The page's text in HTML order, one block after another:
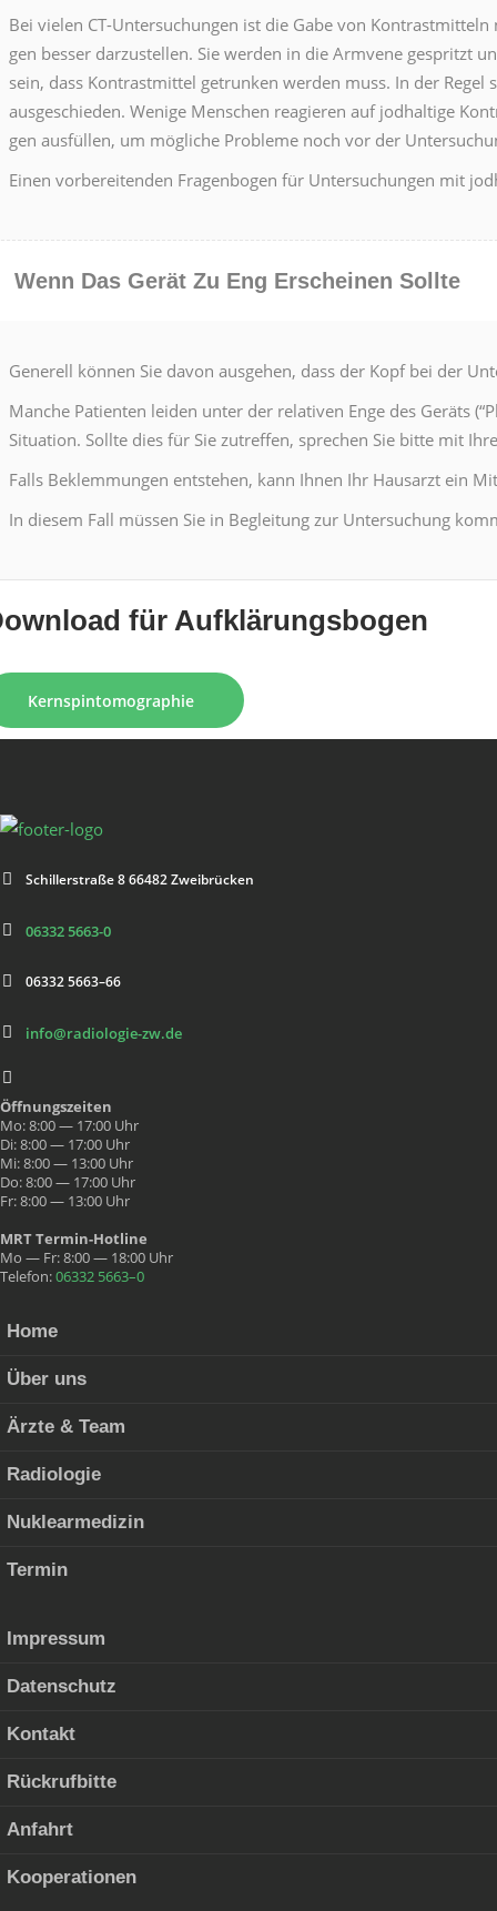
Bei vie­len CT-Unter­suchun­gen ist die Gabe von
gen bess­er darzustellen. Sie wer­den in die Armvene gespritzt
sein, dass Kon­trast­mit­tel getrunk­en wer­den muss. In der
aus­geschieden. Wenige Men­schen reagieren auf jod­haltige
gen aus­füllen, um mögliche Prob­leme noch vor der
Einen vor­bere­i­t­en­den Fra­gen­bo­gen für Unter­suchun­gen mit
Wenn Das Gerät Zu Eng Erscheinen Sollte
Generell kön­nen Sie davon aus­ge­hen, dass der Kopf bei der
Manche Patien­ten lei­den unter der rel­a­tiv­en Enge des Geräts
Sit­u­a­tion. Sollte dies für Sie zutr­e­f­fen, sprechen Sie bitte mit
Falls Bek­lem­mungen entste­hen, kann Ihnen Ihr Hausarzt ein
In diesem Fall müssen Sie in Begleitung zur Unter­suchung
für Aufk­lärungs­bo­gen
Kern­spin­to­mo­gra­phie
Schiller­straße 8 66482 Zweibrück­en
06332 5663-0
06332 5663–66
info@radiologie-zw.de
Öff­nungszeit­en
Mo: 8:00 — 17:00 Uhr
Di: 8:00 — 17:00 Uhr
Mi: 8:00 — 13:00 Uhr
Do: 8:00 — 17:00 Uhr
Fr: 8:00 — 13:00 Uhr
MRT Ter­min-Hot­line
Mo — Fr: 8:00 — 18:00 Uhr
Tele­fon:06332 5663–0
Home
Über uns
Ärzte & Team
Radi­olo­gie
Nuk­learmedi­zin
Ter­min
Impres­sum
Daten­schutz
Kon­takt
Rück­ruf­bitte
Anfahrt
Koop­er­a­tio­nen